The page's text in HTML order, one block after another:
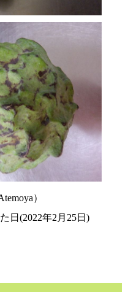
）
日(2022年2月25日)